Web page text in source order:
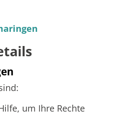
um Ihre Rechte